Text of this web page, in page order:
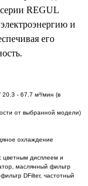
REGUL
и
его
20.3 - 67.7 м³/мин (в
от выбранной модели)
охлаждение
цветным дисплеем и
маслянный фильтр
DFilter, частотный